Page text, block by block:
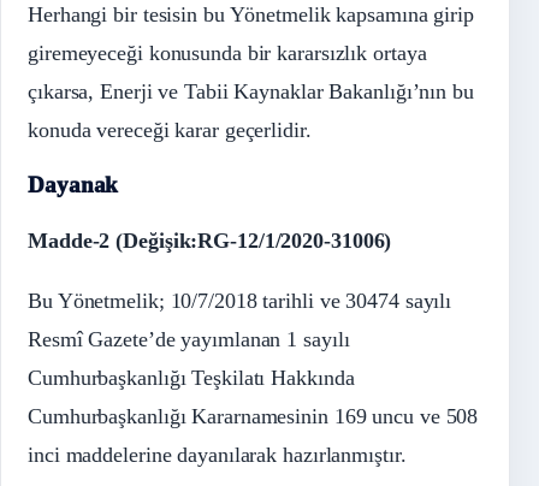
Herhangi bir tesisin bu Yönetmelik kapsamına girip
giremeyeceği konusunda bir kararsızlık ortaya
çıkarsa, Enerji ve Tabii Kaynaklar Bakanlığı’nın bu
konuda vereceği karar geçerlidir.
Dayanak
Madde-2 (Değişik:RG-12/1/2020-31006)
Bu Yönetmelik; 10/7/2018 tarihli ve 30474 sayılı
Resmî Gazete’de yayımlanan 1 sayılı
Cumhurbaşkanlığı Teşkilatı Hakkında
Cumhurbaşkanlığı Kararnamesinin 169 uncu ve 508
inci maddelerine dayanılarak hazırlanmıştır.